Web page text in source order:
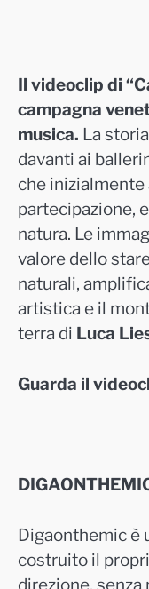
Il videoclip di
campagna
musica. La
davanti ai
che inizialmente
partecipazione,
natura. Le
valore dello
naturali,
artistica e il
terra di Luca
Guarda il
Digaonthemic è
costruito il
direzione,